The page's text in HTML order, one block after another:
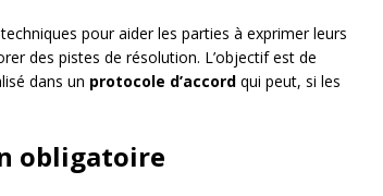
pour aider les parties à exprimer leurs
des pistes de résolution. L’objectif est de
dans un protocole d’accord qui peut, si les
obligatoire